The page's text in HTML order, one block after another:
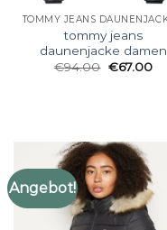
tommy jeans
daunenjacke damen
€94.00 €67.00
Angebot!